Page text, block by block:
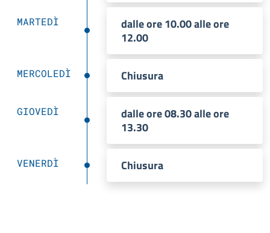
MARTEDÌ
dalle ore 10.00 alle ore
12.00
MERCOLEDÌ Chiusura
GIOVEDÌ
dalle ore 08.30 alle ore
13.30
VENERDÌ Chiusura